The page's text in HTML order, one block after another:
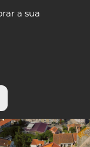
a sua